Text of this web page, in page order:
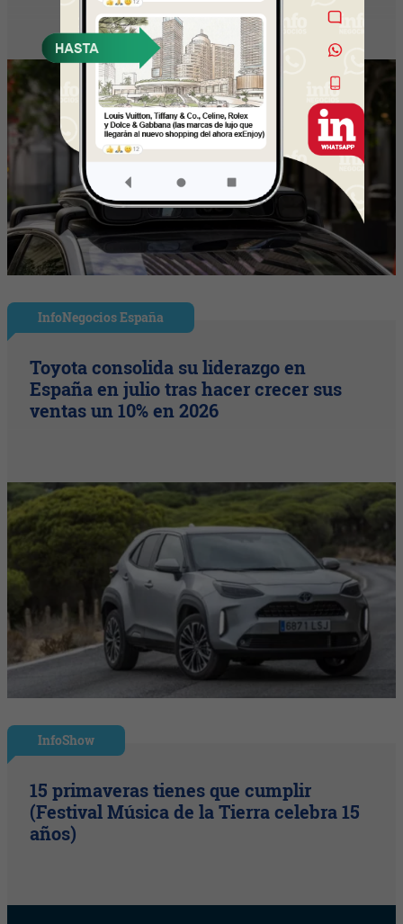
InfoNegocios España
Toyota consolida su liderazgo en
España en julio tras hacer crecer sus
ventas un 10% en 2026
InfoShow
15 primaveras tienes que cumplir
(Festival Música de la Tierra celebra 15
años)